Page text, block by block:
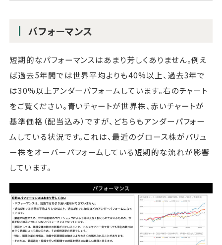
パフォーマンス
短期的なパフォーマンスはあまり芳しくありません。例え
ば過去5年間では世界平均よりも40%以上、過去3年で
は30%以上アンダーパフォームしています。右のチャート
をご覧ください。青いチャートが世界株、赤いチャートが
基準価格（配当込み）ですが、どちらもアンダーパフォー
ムしている状況です。これは、最近のグロース株がバリュ
ー株をオーバーパフォームしている短期的な流れが影響
しています。